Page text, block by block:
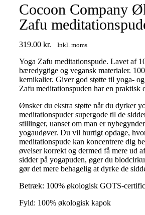
Cocoon Company
Zafu
319.00 kr. Inkl. moms
Yoga Zafu meditationspude. Lavet af
bæredygtige og vegansk materialer.
kemikalier. Giver god støtte til yoga-
Zafu meditationspuden har en praktisk
Ønsker du ekstra støtte når du dyrker
meditationspuder supergode til de
stillinger, uanset om man er
yogaudøver. Du vil hurtigt opdage,
meditationspude kan koncentrere dig
øvelser korrekt og dermed få mere ud
sidder på yogapuden, øger du
gør det mere behagelig at dyrke de
Betræk: 100% økologisk GOTS-
Fyld: 100% økologisk kapok